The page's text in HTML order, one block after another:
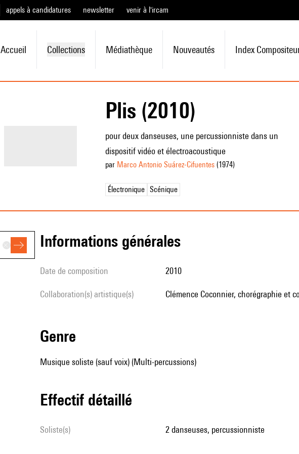
appels à candidatures newsletter venir à l'ircam
Accueil Collections Médiathèque Nouveautés Index
Plis (2010)
pour deux danseuses, une percussionniste dans un
dispositif vidéo et électroacoustique
par Marco Antonio Suárez-Cifuentes(1974)
Électronique Scénique
informations générales
date de composition 2010
Collaboration(s) artistique(s) Clémence Coconnier, chorégraphie et
genre
Musique soliste (sauf voix) (Multi-percussions)
effectif détaillé
Soliste(s) 2 danseuses, percussionniste